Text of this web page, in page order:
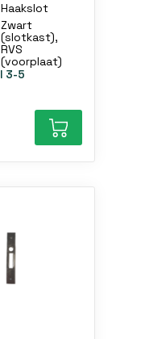
Haakslot
Zwart
(slotkast),
RVS
(voorplaat)
3-5